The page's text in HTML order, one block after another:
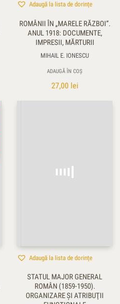
Adaugă la lista de dorințe
ROMÂNII ÎN „MARELE RĂZBOI”.
ANUL 1918: DOCUMENTE,
IMPRESII, MĂRTURII
MIHAIL E. IONESCU
ADAUGĂ ÎN COȘ
27,00 lei
Adaugă la lista de dorințe
STATUL MAJOR GENERAL
ROMÂN (1859-1950).
ORGANIZARE ŞI ATRIBUŢII